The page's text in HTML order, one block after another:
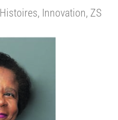
Histoires, Innovation, ZS